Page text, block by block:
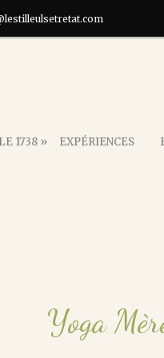
1738 » EXPÉRIENCES
Yoga